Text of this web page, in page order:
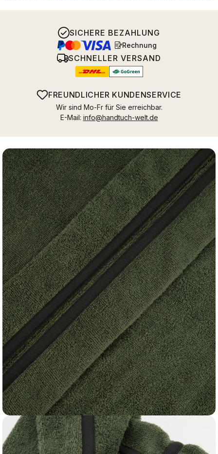
SICHERE BEZAHLUNG
Rechnung
SCHNELLER VERSAND
FREUNDLICHER KUNDENSERVICE
Wir sind Mo-Fr für Sie erreichbar.
E-Mail: info@handtuch-welt.de